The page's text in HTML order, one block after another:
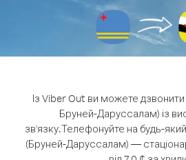
Із Viber Out ви можете
Бруней-Даруссалам) із
зв'язку.Телефонуйте на будь-
(Бруней-Даруссалам) —